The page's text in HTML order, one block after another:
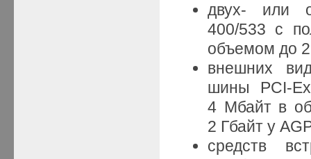
двух- или
400/533 с
объемом до
внешних
шины PCI-
4 Мбайт в
2 Гбайт у
средств